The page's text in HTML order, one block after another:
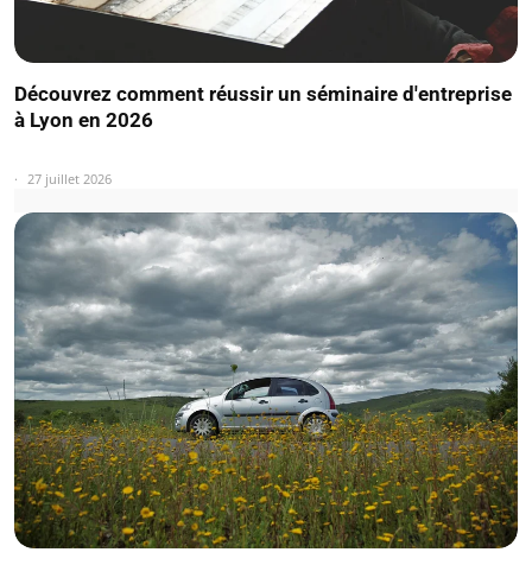
Découvrez comment réussir un séminaire d'entreprise
à Lyon en 2026
27 juillet 2026